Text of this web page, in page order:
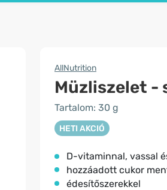
AllNutrition
Müzliszelet -
Tartalom: 30 g
HETI AKCIÓ
D-vitaminnal, vassal
hozzáadott cukor
édesítőszerekkel